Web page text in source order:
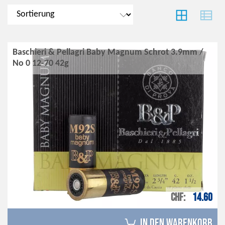
Baschieri & Pellagri Baby Magnum Schrot 3.9mm /
No 0 12-70 42g
CHF 14.60